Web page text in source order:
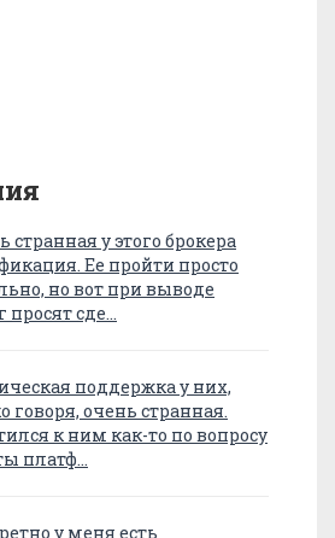
странная у этого брокера
Ее пройти просто
но вот при выводе
просят сде…
поддержка у них,
говоря, очень странная.
к ним как-то по вопросу
платф…
у меня есть